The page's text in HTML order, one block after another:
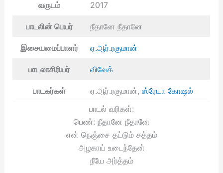
வருடம் 2017
பாடலின் பெயர் நீதானே நீதானே
இசையமைப்பாளர் ஏ.ஆர்.ரகுமான்
பாடலாசிரியர் விவேக்
பாடகர்கள் ஏ.ஆர்.ரகுமான், ஸ்ரேயா கோஷல்
பாடல் வரிகள்:
பெண்: நீதானே நீதானே
என் நெஞ்சை தட்டும் சத்தம்
அழகாய் உடைந்தேன்
நீயே அர்த்தம்